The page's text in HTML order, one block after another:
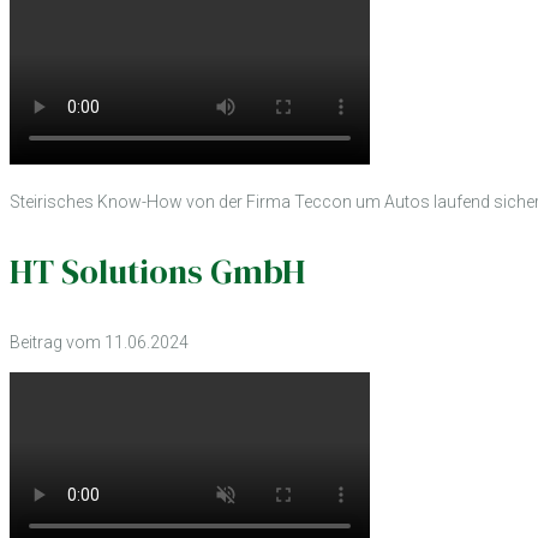
Steirisches Know-How von der Firma Teccon um Autos laufend
HT Solutions GmbH
Beitrag vom 11.06.2024